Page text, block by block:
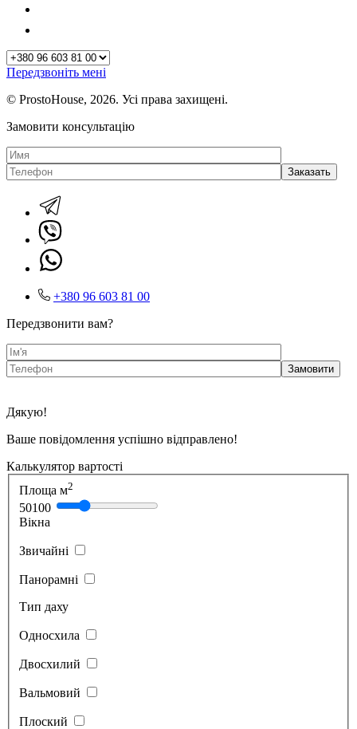
Передзвоніть мені
© ProstoHouse, 2026. Усі права захищені.
Замовити консультацію
+380 96 603 81 00
Передзвонити вам?
Дякую!
Ваше повідомлення успішно відправлено!
Калькулятор вартості
Площа м2
50100
Вікна
Звичайні
Панорамні
Тип даху
Односхила
Двосхилий
Вальмовий
Плоский